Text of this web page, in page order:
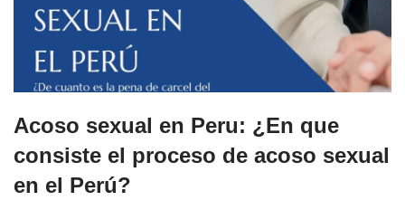
Acoso sexual en Peru: ¿En que
consiste el proceso de acoso sexual
en el Perú?